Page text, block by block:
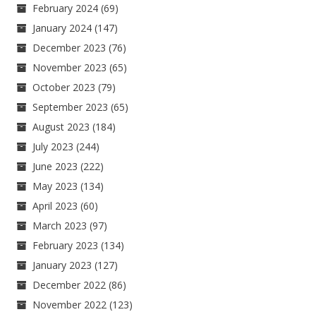
February 2024 (69)
January 2024 (147)
December 2023 (76)
November 2023 (65)
October 2023 (79)
September 2023 (65)
August 2023 (184)
July 2023 (244)
June 2023 (222)
May 2023 (134)
April 2023 (60)
March 2023 (97)
February 2023 (134)
January 2023 (127)
December 2022 (86)
November 2022 (123)